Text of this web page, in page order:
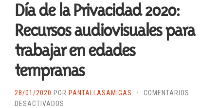
Día de la Privacidad 2020:
Recursos audiovisuales para
trabajar en edades
tempranas
28/01/2020 POR PANTALLASAMIGAS ·
COMENTARIOS
DESACTIVADOS